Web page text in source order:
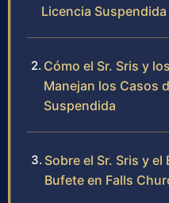
Licencia
Cómo el Sr. Sris y
Manejan los Casos
Suspendida
Sobre el Sr. Sris y
Bufete en Falls